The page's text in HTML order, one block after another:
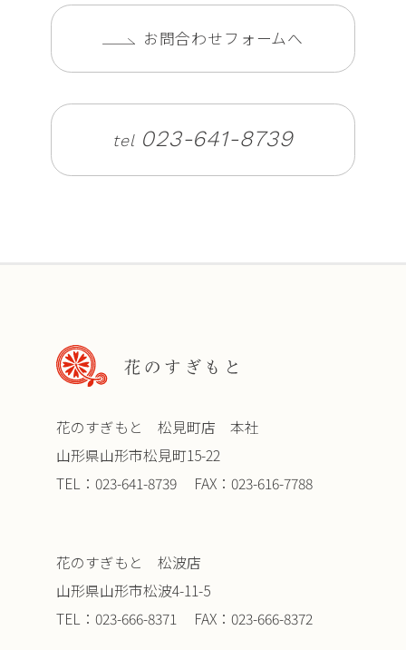
お問合わせフォームへ
tel 023-641-8739
花のすぎもと 松見町店 本社
山形県山形市松見町15-22
TEL：023-641-8739 FAX：023-616-7788
花のすぎもと 松波店
山形県山形市松波4-11-5
TEL：023-666-8371 FAX：023-666-8372